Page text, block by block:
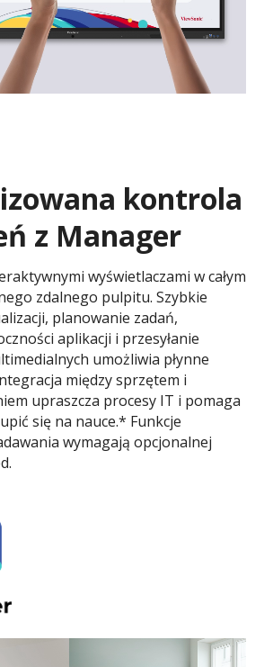
kontrola
z Manager
wyświetlaczami w całym
zdalnego pulpitu. Szybkie
planowanie zadań,
aplikacji i przesyłanie
umożliwia płynne
między sprzętem i
upraszcza procesy IT i pomaga
się na nauce.* Funkcje
wymagają opcjonalnej